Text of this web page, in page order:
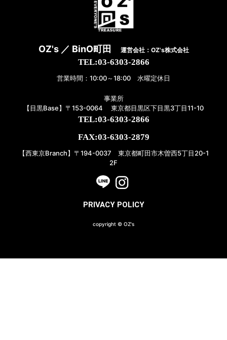
OZ's ／ BinO町田 運営会社：OZ's株式会社
TEL:03-6303-2866
営業時間：10:00～18:00 水曜定休日
事業所
【目黒Base】〒153-0064 東京都目黒区下目黒3丁目11-10
TEL:03-6303-2866
FAX:03-6303-2879
【西東京Branch】〒194-0037 東京都町田市木曽西5丁目20-1
2F
PRIVACY POLICY
copyright © OZ's